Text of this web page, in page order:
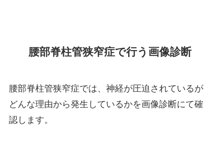
腰部脊柱管狭窄症で行う画像診断
腰部脊柱管狭窄症では、神経が圧迫されているが
どんな理由から発生しているかを画像診断にて確
認します。